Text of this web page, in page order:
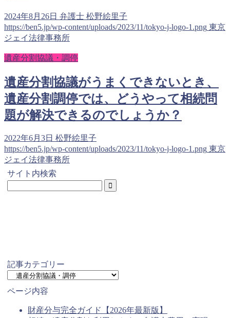
2024年8月26日 弁護士 松野絵里子
https://ben5.jp/wp-content/uploads/2023/11/tokyo-j-logo-1.png 東京
ジェイ法律事務所
遺産分割協議・調停
遺産分割協議がうまくできないとき、
遺産分割調停では、どうやって相続問
題が解決できるのでしょうか？
2022年6月3日 松野絵里子
https://ben5.jp/wp-content/uploads/2023/11/tokyo-j-logo-1.png 東京
ジェイ法律事務所
サイト内検索
記事カテゴリー
事
カ
ページ内容
財産分与完全ガイド【2026年最新版】